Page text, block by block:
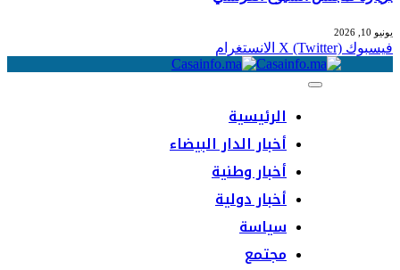
يونيو 10, 2026
فيسبوك X (Twitter) الانستغرام
الرئيسية
أخبار الدار البيضاء
أخبار وطنية
أخبار دولية
سياسة
مجتمع